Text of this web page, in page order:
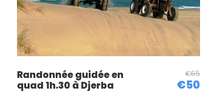
Randonnée guidée en
quad 1h.30 à Djerba
€65
€50